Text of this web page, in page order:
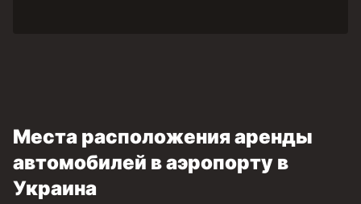
Места расположения аренды
автомобилей в аэропорту в
Украина